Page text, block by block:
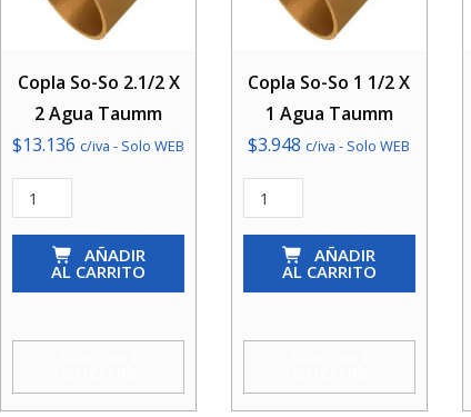
Copla So-So 2.1/2 X
2 Agua Taumm
$13.136 c/iva - Solo WEB
Copla
So-
2
Taumm
AÑADIR
AL CARRITO
Copla So-So 1 1/2 X
1 Agua Taumm
$3.948 c/iva - Solo WEB
Copla
So-
X
Agua
AÑADIR
AL CARRITO